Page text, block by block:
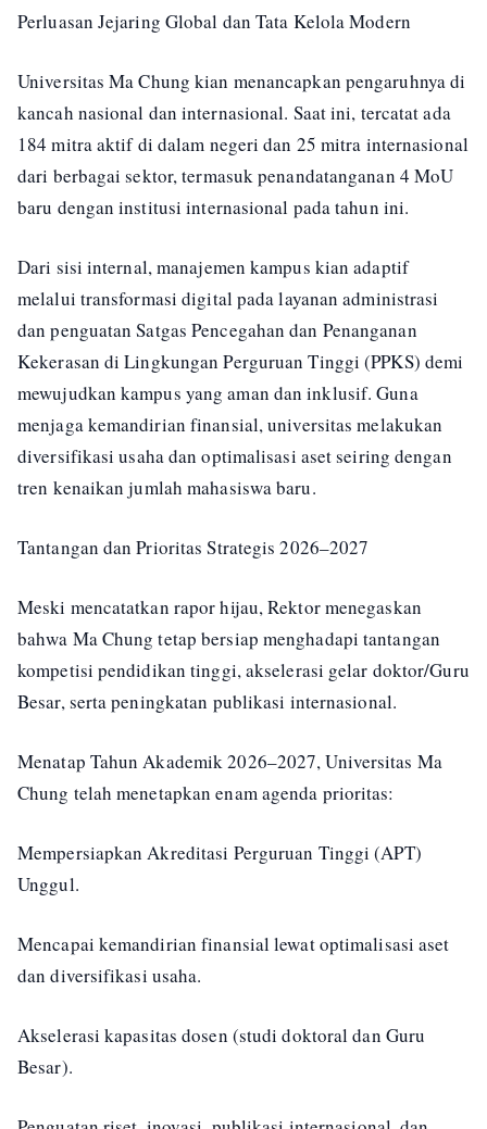
Perluasan Jejaring Global dan Tata Kelola Modern
Universitas Ma Chung kian menancapkan pengaruhnya di
kancah nasional dan internasional. Saat ini, tercatat ada
184 mitra aktif di dalam negeri dan 25 mitra internasional
dari berbagai sektor, termasuk penandatanganan 4 MoU
baru dengan institusi internasional pada tahun ini.
Dari sisi internal, manajemen kampus kian adaptif
melalui transformasi digital pada layanan administrasi
dan penguatan Satgas Pencegahan dan Penanganan
Kekerasan di Lingkungan Perguruan Tinggi (PPKS) demi
mewujudkan kampus yang aman dan inklusif. Guna
menjaga kemandirian finansial, universitas melakukan
diversifikasi usaha dan optimalisasi aset seiring dengan
tren kenaikan jumlah mahasiswa baru.
Tantangan dan Prioritas Strategis 2026–2027
Meski mencatatkan rapor hijau, Rektor menegaskan
bahwa Ma Chung tetap bersiap menghadapi tantangan
kompetisi pendidikan tinggi, akselerasi gelar doktor/Guru
Besar, serta peningkatan publikasi internasional.
Menatap Tahun Akademik 2026–2027, Universitas Ma
Chung telah menetapkan enam agenda prioritas:
Mempersiapkan Akreditasi Perguruan Tinggi (APT)
Unggul.
Mencapai kemandirian finansial lewat optimalisasi aset
dan diversifikasi usaha.
Akselerasi kapasitas dosen (studi doktoral dan Guru
Besar).